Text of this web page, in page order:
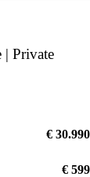
Private
€ 30.990
€ 599